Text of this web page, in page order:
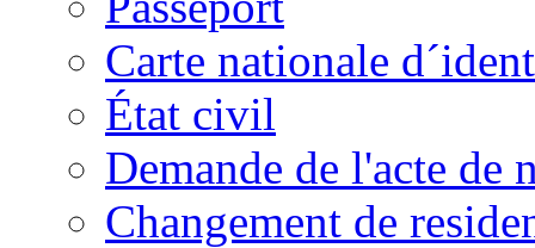
Carte nationale
État civil
Demande de l'acte de
Changement de